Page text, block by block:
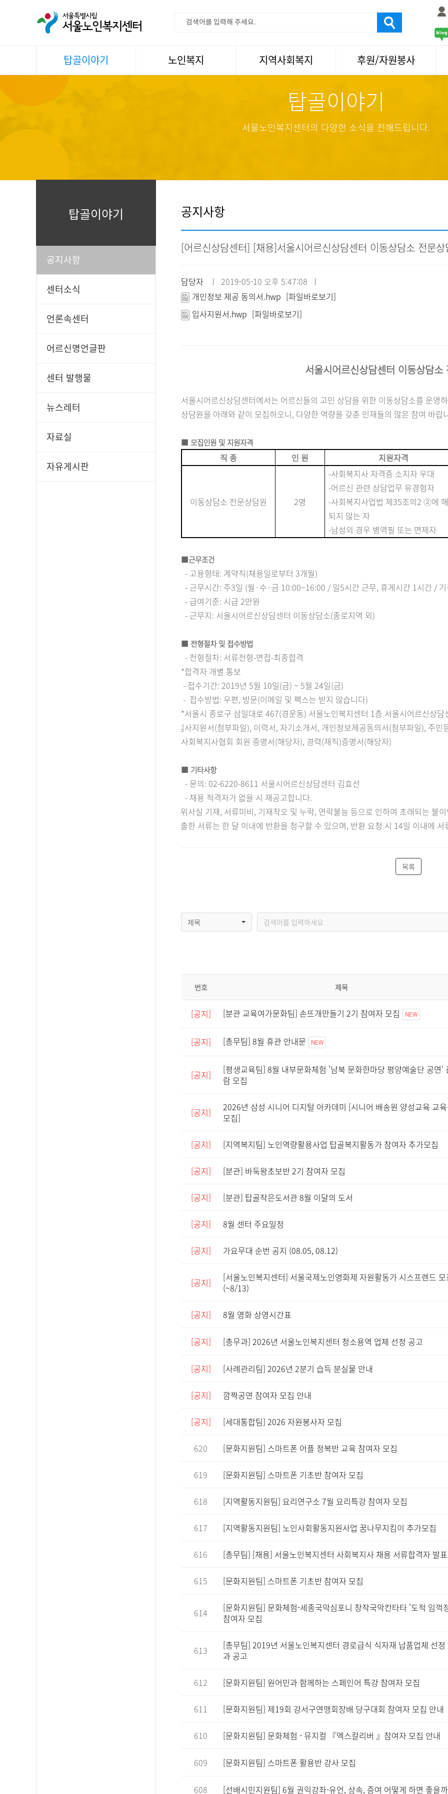
탑골이야기
자료실
노인복지
스마트복지사업
지역사회복지
서울국제노인영화제
나눔축제/국화축제
활기찬미래연구소
어르신문화거리사업
후원/자원봉사
후원
자원봉사
기업사회봉사
일과봉사
탑골이야기
서울노인복지센터의 다양한 소식을 전해드립니다.
탑골이야기
공지사항
센터소식
언론속센터
어르신명언글판
센터 발행물
뉴스레터
자료실
자유게시판
공지사항
[어르신상담센터] [채용]서울시어르신상담센터 이동상담소 전문
담당자 ㅣ 2019-05-10 오후 5:47:08 ㅣ
개인정보 제공 동의서.hwp [파일바로보기]
입사지원서.hwp [파일바로보기]
서울시어르신상담센터 이동상담소
서울시어르신상담센터에서는 어르신들의 고민 상담을 위한 이동상담소를 운영
상담원을 아래와 같이 모집하오니, 다양한 역량을 갖춘 인재들의 많은 참여 바랍
■ 모집인원 및 지원자격
직 종 인 원 지원자격
이동상담소 전문상담원 2명
-사회복지사 자격증 소지자 우대
-어르신 관련 상담업무 유경험자
-사회복지사업법 제35조의2 ②에
되지 않는 자
-남성의 경우 병역필 또는 면제자
■근무조건
- 고용형태: 계약직(채용일로부터 3개월)
- 근무시간: 주3일 (월 · 수· 금 10:00~16:00 / 일5시간 근무, 휴게시간 1시간 / 기
- 급여기준: 시급 2만원
- 근무지: 서울시어르신상담센터 이동상담소(종로지역 외)
■ 전형절차 및 접수방법
- 전형절차: 서류전형-면접-최종합격
*합격자 개별 통보
- 접수기간: 2019년 5월 10일(금) ~ 5월 24일(금)
- 접수방법: 우편, 방문(이메일 및 팩스는 받지 않습니다)
*서울시 종로구 삼일대로 467(경운동) 서울노인복지센터 1층 서울시어르신상담
입사지원서(첨부파일), 이력서, 자기소개서, 개인정보제공동의서(첨부파일), 주민
사회복지사협회 회원 증명서(해당자), 경력(재직)증명서(해당자)
■ 기타사항
- 문의: 02-6220-8611 서울시어르신상담센터 김효선
- 채용 적격자가 없을 시 재공고합니다.
허위사실 기재, 서류미비, 기재착오 및 누락, 연락불능 등으로 인하여 초래되는 불
제출한 서류는 한 달 이내에 반환을 청구할 수 있으며, 반환 요청 시 14일 이내에 서
목록
제목
번호 제목
[공지] [분관 교육여가문화팀] 손뜨개만들기 2기 참여자 모집 NEW
[공지] [총무팀] 8월 휴관 안내문 NEW
[공지]
[평생교육팀] 8월 내부문화체험 '남북 문화한마당 평양예술단 공연'
람 모집
[공지]
2026년 삼성 시니어 디지털 아카데미 [시니어 배송원 양성교육 교
모집]
[공지] [지역복지팀] 노인역량활용사업 탑골복지활동가 참여자 추가모집
[공지] [분관] 바둑왕초보반 2기 참여자 모집
[공지] [분관] 탑골작은도서관 8월 이달의 도서
[공지] 8월 센터 주요일정
[공지] 가요무대 순번 공지 (08.05, 08.12)
[공지]
[서울노인복지센터] 서울국제노인영화제 자원활동가 시스프렌드 모
(~8/13)
[공지] 8월 영화 상영시간표
[공지] [총무과] 2026년 서울노인복지센터 청소용역 업체 선정 공고
[공지] [사례관리팀] 2026년 2분기 습득 분실물 안내
[공지] 깜짝공연 참여자 모집 안내
[공지] [세대통합팀] 2026 자원봉사자 모집
620 [문화지원팀] 스마트폰 어플 정복반 교육 참여자 모집
619 [문화지원팀] 스마트폰 기초반 참여자 모집
618 [지역활동지원팀] 요리연구소 7월 요리특강 참여자 모집
617 [지역활동지원팀] 노인사회활동지원사업 꿈나무지킴이 추가모집
616 [총무팀] [채용] 서울노인복지센터 사회복지사 채용 서류합격자 발표
615 [문화지원팀] 스마트폰 기초반 참여자 모집
614
[문화지원팀] 문화체험-세종국악심포니 창작국악칸타타 '도적 임꺽
참여자 모집
613
[총무팀] 2019년 서울노인복지센터 경로급식 식자재 납품업체 선정
과 공고
612 [문화지원팀] 원어민과 함께하는 스페인어 특강 참여자 모집
611 [문화지원팀] 제19회 강서구연맹회장배 당구대회 참여자 모집 안내
610 [문화지원팀] 문화체험 - 뮤지컬 『엑스칼리버 』참여자 모집 안내
609 [문화지원팀] 스마트폰 활용반 강사 모집
608 [선배시민지원팀] 6월 권익강좌-유언, 상속, 증여 어떻게 하면 좋을